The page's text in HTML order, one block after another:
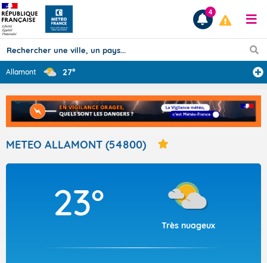
Prévisions
TOUS LES RÉSULTATS
Articles
4
Allamont 27°
METEO ALLAMONT (54800)
23°
Très nuageux